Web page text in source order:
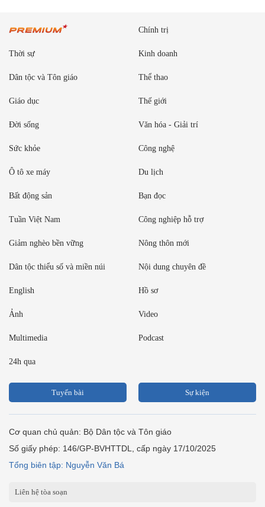
Chính trị
Thời sự Kinh doanh
Dân tộc và Tôn giáo Thể thao
Giáo dục Thế giới
Đời sống Văn hóa - Giải trí
Sức khỏe Công nghệ
Ô tô xe máy Du lịch
Bất động sản Bạn đọc
Tuần Việt Nam Công nghiệp hỗ trợ
Giảm nghèo bền vững Nông thôn mới
Dân tộc thiểu số và miền núi Nội dung chuyên đề
English Hồ sơ
Ảnh Video
Multimedia Podcast
24h qua
Tuyến bài Sự kiện
Cơ quan chủ quản: Bộ Dân tộc và Tôn giáo
Số giấy phép: 146/GP-BVHTTDL, cấp ngày 17/10/2025
Tổng biên tập: Nguyễn Văn Bá
Liên hệ tòa soạn